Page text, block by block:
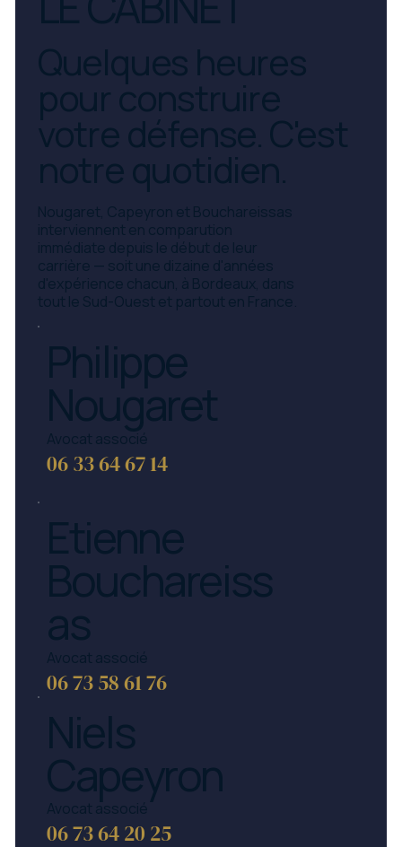
Quelques heures
pour construire
votre défense. C'est
notre quotidien.
Nougaret, Capeyron et Bouchareissas
interviennent en comparution
immédiate depuis le début de leur
carrière — soit une dizaine d'années
d'expérience chacun, à Bordeaux, dans
tout le Sud-Ouest et partout en France.
Philippe
Nougaret
Avocat associé
06 33 64 67 14
Etienne
Bouchareiss
as
Avocat associé
06 73 58 61 76
Niels
Capeyron
Avocat associé
06 73 64 20 25